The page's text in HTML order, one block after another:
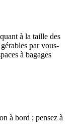
à la taille des
par vous-
à bagages
à bord ; pensez à